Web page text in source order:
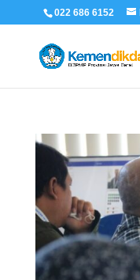
022 686 6152